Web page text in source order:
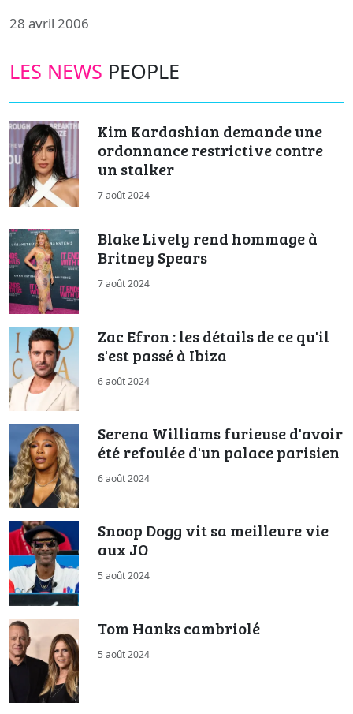
28 avril 2006
LES NEWS PEOPLE
Kim Kardashian demande une
ordonnance restrictive contre
un stalker
7 août 2024
Blake Lively rend hommage à
Britney Spears
7 août 2024
Zac Efron : les détails de ce qu'il
s'est passé à Ibiza
6 août 2024
Serena Williams furieuse d'avoir
été refoulée d'un palace parisien
6 août 2024
Snoop Dogg vit sa meilleure vie
aux JO
5 août 2024
Tom Hanks cambriolé
5 août 2024